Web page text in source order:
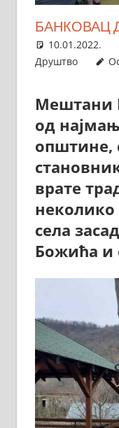
БАНКОВАЦ
10.01.2022.
Друштво
Мештани
од
општине,
врате
неколико
села
Божића и